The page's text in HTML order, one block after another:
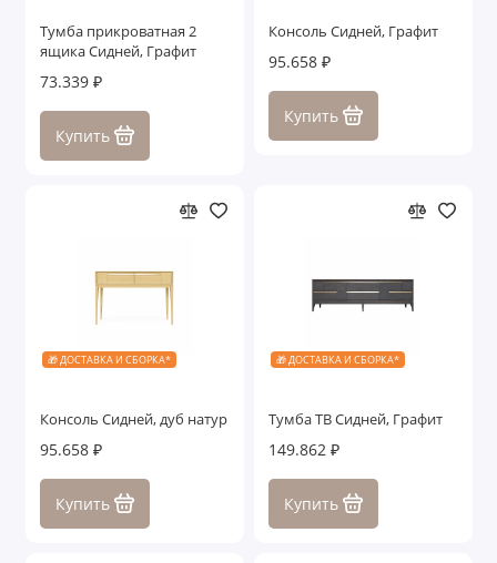
Столы обеденные
ТВ тумбы
Зеркала
Консоли
Показать все
Тумба прикроватная 2
ящика Сидней, Графит
73.339 ₽
Купить
Консоль Сидней, Графит
95.658 ₽
Купить
🎁 ДОСТАВКА И СБОРКА*
Консоль Сидней, дуб натур
95.658 ₽
Купить
🎁 ДОСТАВКА И СБОРКА*
Тумба ТВ Сидней, Графит
149.862 ₽
Купить